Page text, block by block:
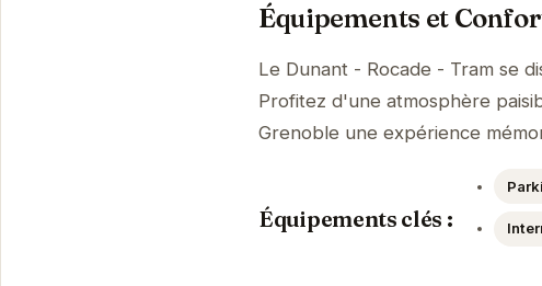
Équipements et
Le Dunant - Rocade - Tram se
Profitez d'une atmosphère
Grenoble une expérience
Équipements clés :